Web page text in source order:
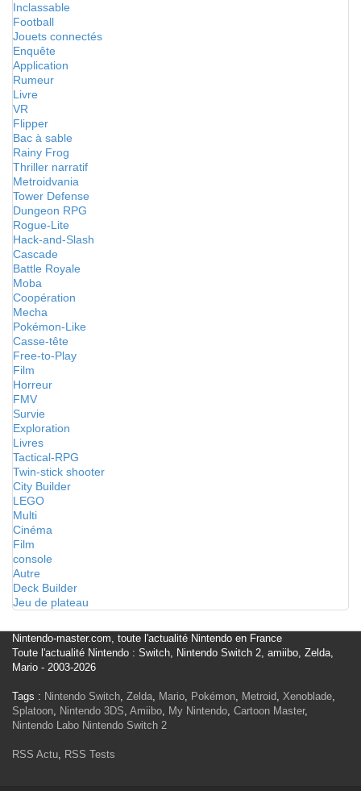
Inclassable
Football
Jouets connectés
Enquête
Application
Rumeur
Livre
VR
Flipper
Bac à sable
Rainy Frog
Thriller narratif
Metroidvania
Tower Defense
Dungeon RPG
Rogue-Lite
Hack-and-Slash
Cascade
Battle Royale
Moba
Coopération
Mecha
Pokémon-Like
Casse-tête
Free-to-Play
Film
Horreur
FMV
Survie
Exploration
Livres
Tactical-RPG
Twin-stick shooter
City Builder
LEGO
Multi
Cinéma
Film
console
Autre
Deck Builder
Jeu de plateau
Nintendo-master.com, toute l'actualité Nintendo en France
Toute l'actualité Nintendo : Switch, Nintendo Switch 2, amiibo, Zelda,
Mario - 2003-2026
Tags : Nintendo Switch, Zelda, Mario, Pokémon, Metroid, Xenoblade,
Splatoon, Nintendo 3DS, Amiibo, My Nintendo, Cartoon Master,
Nintendo Labo Nintendo Switch 2
RSS Actu, RSS Tests